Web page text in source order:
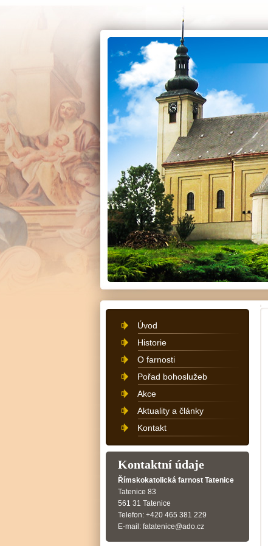
Úvod
Historie
O farnosti
Pořad bohoslužeb
Akce
Aktuality a články
Kontakt
Kontaktní údaje
Římskokatolická farnost Tatenice
Tatenice 83
561 31 Tatenice
Telefon: +420 465 381 229
E-mail: fatatenice@ado.cz